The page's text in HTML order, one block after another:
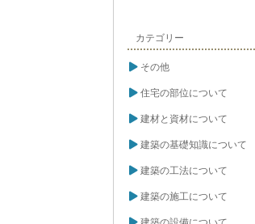
カテゴリー
その他
住宅の部位について
建材と資材について
建築の基礎知識について
建築の工法について
建築の施工について